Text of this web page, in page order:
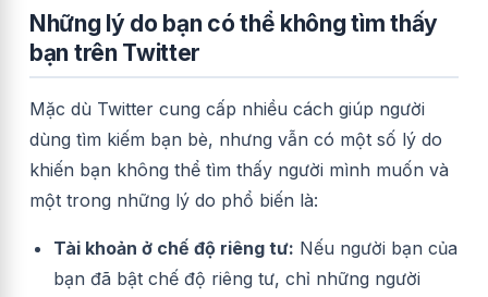
Những lý do bạn có thể không tìm thấy
bạn trên Twitter
Mặc dù Twitter cung cấp nhiều cách giúp người
dùng tìm kiếm bạn bè, nhưng vẫn có một số lý do
khiến bạn không thể tìm thấy người mình muốn và
một trong những lý do phổ biến là:
Tài khoản ở chế độ riêng tư: Nếu người bạn của
bạn đã bật chế độ riêng tư, chỉ những người